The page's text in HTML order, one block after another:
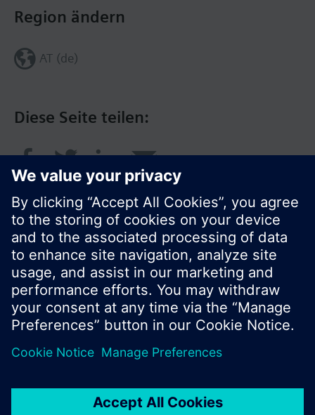
Diese Seite teilen:
Region ändern
AT (de)
© Siemens Schweiz AG 2016
Produktangebot und Preise können pro Land